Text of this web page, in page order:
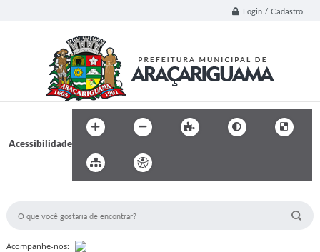
Login / Cadastro
Acessibilidade
Acompanhe-nos: